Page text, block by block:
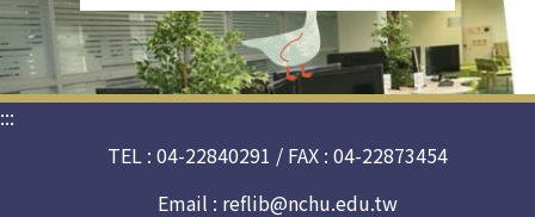
:::
TEL : 04-22840291 / FAX : 04-22873454
Email : reflib@nchu.edu.tw